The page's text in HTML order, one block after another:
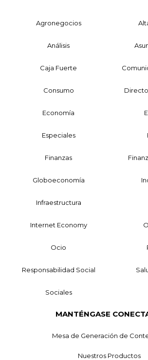
Agronegocios
Análisis
Caja Fuerte
Consumo
Economía
Especiales
Finanzas
Globoeconomía
Infraestructura
Internet Economy
Ocio
Responsabilidad Social
Sociales
MANTÉNGASE
Mesa de Generación de
Nuestros Productos